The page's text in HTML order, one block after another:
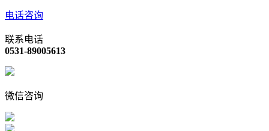
电话咨询
联系电话
0531-89005613
微信咨询